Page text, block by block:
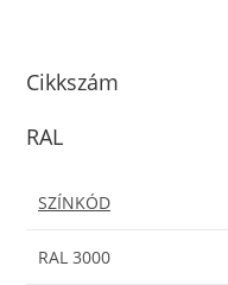
Cikkszám
RAL
SZÍNKÓD
RAL 3000